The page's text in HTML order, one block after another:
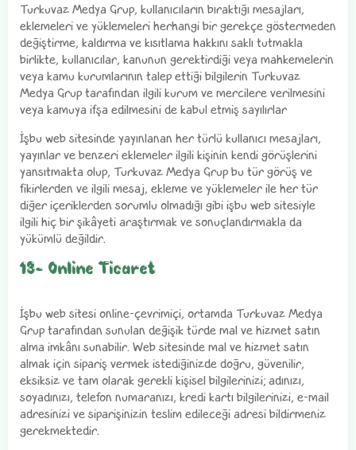
Turkuvaz Medya Grup, kullanıcıların bıraktığı mesajları,
eklemeleri ve yüklemeleri herhangi bir gerekçe göstermeden
değiştirme, kaldırma ve kısıtlama hakkını saklı tutmakla
birlikte, kullanıcılar, kanunun gerektirdiği veya mahkemelerin
veya kamu kurumlarının talep ettiği bilgilerin Turkuvaz
Medya Grup tarafından ilgili kurum ve mercilere verilmesini
veya kamuya ifşa edilmesini de kabul etmiş sayılırlar
İşbu web sitesinde yayınlanan her türlü kullanıcı mesajları,
yayınlar ve benzeri eklemeler ilgili kişinin kendi görüşlerini
yansıtmakta olup, Turkuvaz Medya Grup bu tür görüş ve
fikirlerden ve ilgili mesaj, ekleme ve yüklemeler ile her tür
diğer içeriklerden sorumlu olmadığı gibi işbu web sitesiyle
ilgili hiç bir şikâyeti araştırmak ve sonuçlandırmakla da
yükümlü değildir.
13- Online Ticaret
İşbu web sitesi online-çevrimiçi, ortamda Turkuvaz Medya
Grup tarafından sunulan değişik türde mal ve hizmet satın
alma imkânı sunabilir. Web sitesinde mal ve hizmet satın
almak için sipariş vermek istediğinizde doğru, güvenilir,
eksiksiz ve tam olarak gerekli kişisel bilgilerinizi; adınızı,
soyadınızı, telefon numaranızı, kredi kartı bilgilerinizi, e-mail
adresinizi ve siparişinizin teslim edileceği adresi bildirmeniz
gerekmektedir.